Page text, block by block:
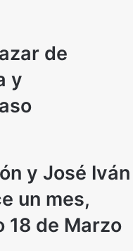
de
y
y José Iván
un mes,
18 de Marzo